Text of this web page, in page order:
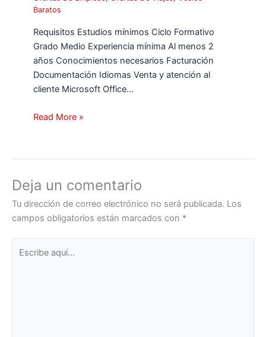
Baratos
Requisitos Estudios mínimos Ciclo Formativo
Grado Medio Experiencia mínima Al menos 2
años Conocimientos necesarios Facturación
Documentación Idiomas Venta y atención al
cliente Microsoft Office…
Read More »
Deja un comentario
Tu dirección de correo electrónico no será publicada. Los
campos obligatorios están marcados con *
aquí...